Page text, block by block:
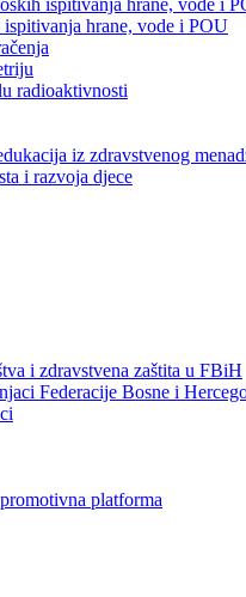
ispitivanja hrane, vode i
hrane, vode i POU
radioaktivnosti
iz zdravstvenog
i razvoja djece
i zdravstvena zaštita u FBiH
Federacije Bosne i
platforma